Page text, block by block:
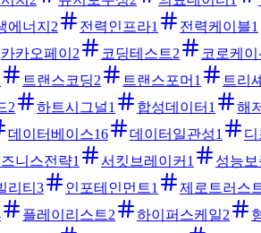
에너지 2 전력인프라1 전력케이블1
카카오페이 2 코딩테스트2 코로케이
트랜스코딩2 트랜스포머 1 트리
2 하트시그널1 합성데이터 1 해
데이터베이스16 데이터일관성1
니스전략1 서킷브레이커 1 성능
리티 3 인포테인먼트1 제로트러스
플레이리스트2 하이퍼스케일2